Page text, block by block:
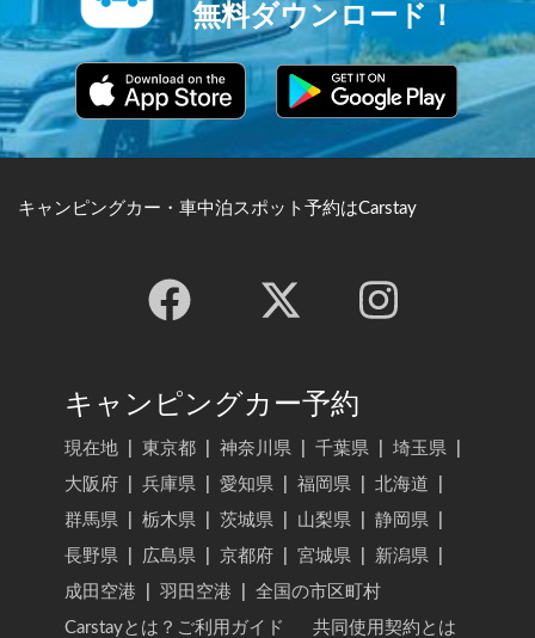
無料ダウンロード！
キャンピングカー・車中泊スポット予約はCarstay
キャンピングカー予約
現在地 東京都 神奈川県 千葉県 埼玉県
大阪府
兵庫県 愛知県 福岡県 北海道
群馬県
栃木県 茨城県 山梨県 静岡県
長野県
広島県 京都府 宮城県 新潟県
成田空港
羽田空港
全国の市区町村
Carstayとは？ご利用ガイド
共同使用契約とは